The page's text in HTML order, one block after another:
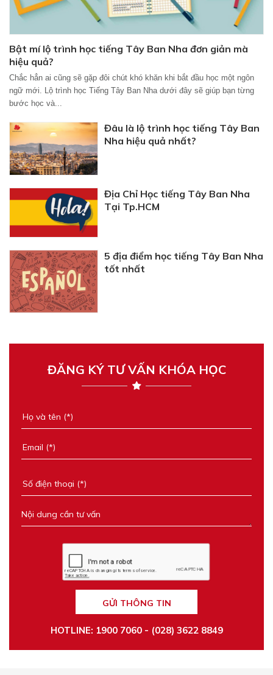
Bật mí lộ trình học tiếng Tây Ban Nha đơn giản mà
hiệu quả?
Chắc hẳn ai cũng sẽ gặp đôi chút khó khăn khi bắt đầu học một ngôn
ngữ mới. Lộ trình học Tiếng Tây Ban Nha dưới đây sẽ giúp bạn từng
bước học và...
Đâu là lộ trình học tiếng Tây Ban
Nha hiệu quả nhất?
Địa Chỉ Học tiếng Tây Ban Nha
Tại Tp.HCM
​5 địa điểm học tiếng Tây Ban Nha
tốt nhất
ĐĂNG KÝ TƯ VẤN KHÓA HỌC
GỬI THÔNG TIN
HOTLINE: 1900 7060 - (028) 3622 8849